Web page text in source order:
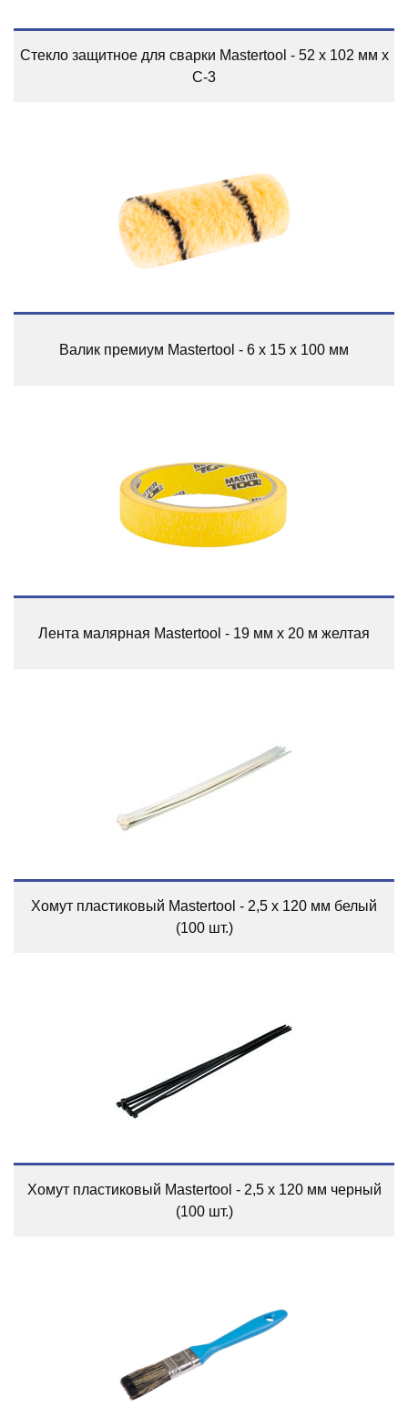
Стекло защитное для сварки Mastertool - 52 x 102 мм x
С-3
Валик премиум Mastertool - 6 х 15 х 100 мм
Лента малярная Mastertool - 19 мм х 20 м желтая
Хомут пластиковый Mastertool - 2,5 х 120 мм белый
(100 шт.)
Хомут пластиковый Mastertool - 2,5 х 120 мм черный
(100 шт.)